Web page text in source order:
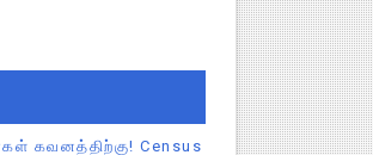
கவனத்திற்கு! Census